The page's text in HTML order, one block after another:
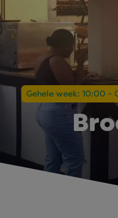
Gehele week: 10:00 -